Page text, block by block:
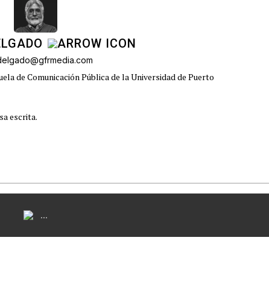
de Comunicación Pública de la Universidad de Puerto
escrita.
...